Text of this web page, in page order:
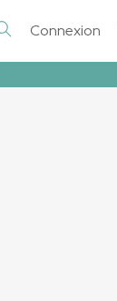
Connexion